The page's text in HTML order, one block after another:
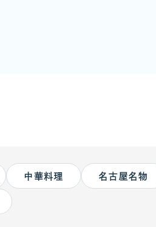
中華料理 名古屋名物